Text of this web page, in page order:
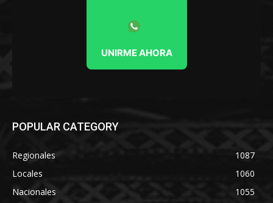
UNIRME AHORA
POPULAR CATEGORY
Regionales
1087
Locales
1060
Nacionales
1055